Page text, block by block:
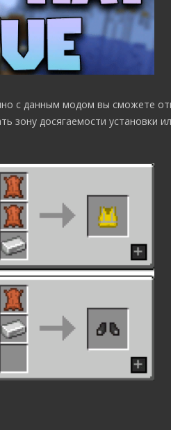
с данным модом вы сможете
зону досягаемости установки